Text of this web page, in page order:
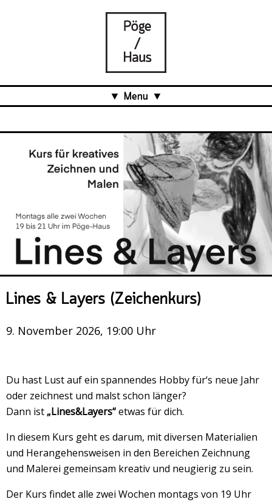
Menu
Projects
Über uns
Was ist das Pöge-Haus?
Team
Organisation
Mitarbeit
Veranstaltungsrückblick
Kontakt und Anfahrt
Presse/Newsletter
Lines & Layers (Zeichenkurs)
9. November 2026, 19:00 Uhr
Du hast Lust auf ein spannendes Hobby für‘s neue Jahr
oder zeichnest und malst schon länger?
Dann ist „Lines&Layers“etwas für dich.
In diesem Kurs geht es darum, mit diversen Materialien
und Herangehensweisen in den Bereichen Zeichnung
und Malerei gemeinsam kreativ und neugierig zu sein.
Der Kurs findet alle zwei Wochen montags von 19 Uhr